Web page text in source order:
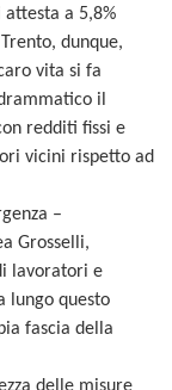
a 5,8%
dunque,
vita si fa
il
redditi fissi e
vicini rispetto ad
–
Grosselli,
lavoratori e
lungo questo
fascia della
delle misure